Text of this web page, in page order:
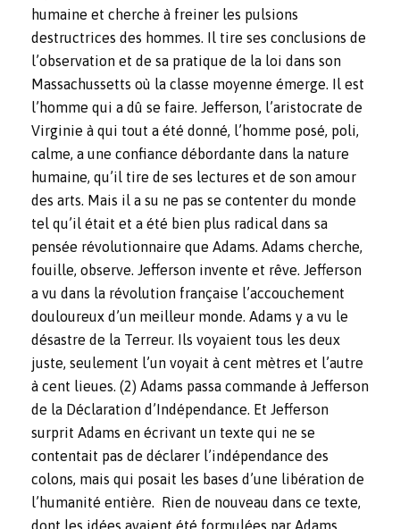
humaine et cherche à freiner les pulsions
destructrices des hommes. Il tire ses conclusions de
l’observation et de sa pratique de la loi dans son
Massachussetts où la classe moyenne émerge. Il est
l’homme qui a dû se faire. Jefferson, l’aristocrate de
Virginie à qui tout a été donné, l’homme posé, poli,
calme, a une confiance débordante dans la nature
humaine, qu’il tire de ses lectures et de son amour
des arts. Mais il a su ne pas se contenter du monde
tel qu’il était et a été bien plus radical dans sa
pensée révolutionnaire que Adams. Adams cherche,
fouille, observe. Jefferson invente et rêve. Jefferson
a vu dans la révolution française l’accouchement
douloureux d’un meilleur monde. Adams y a vu le
désastre de la Terreur. Ils voyaient tous les deux
juste, seulement l’un voyait à cent mètres et l’autre
à cent lieues. (2) Adams passa commande à Jefferson
de la Déclaration d’Indépendance. Et Jefferson
surprit Adams en écrivant un texte qui ne se
contentait pas de déclarer l’indépendance des
colons, mais qui posait les bases d’une libération de
l’humanité entière. Rien de nouveau dans ce texte,
dont les idées avaient été formulées par Adams